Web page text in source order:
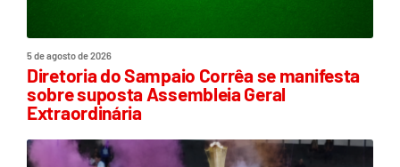
5 de agosto de 2026
Diretoria do Sampaio Corrêa se manifesta
sobre suposta Assembleia Geral
Extraordinária